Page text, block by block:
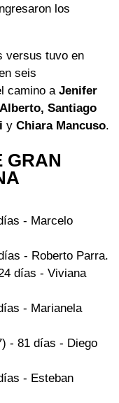
los
versus tuvo en
seis
camino a Jenifer
Santiago
y Chiara Mancuso.
GRAN
- Marcelo
- Roberto Parra.
días - Viviana
- Marianela
- 81 días - Diego
- Esteban